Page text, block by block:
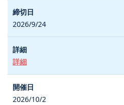
2026/9/24
詳細
2026/10/2